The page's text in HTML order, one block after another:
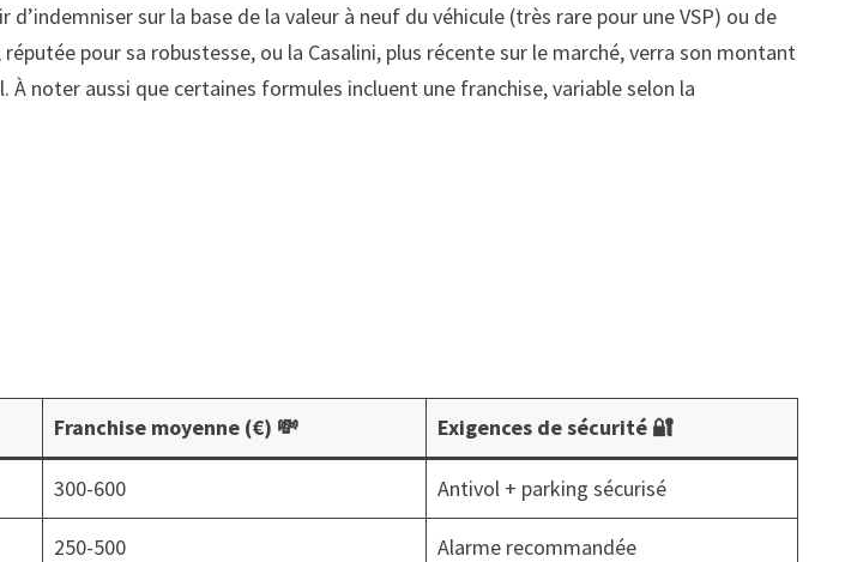
sur la base de la valeur à neuf du véhicule (très rare pour une VSP) ou de
pour sa robustesse, ou la Casalini, plus récente sur le marché, verra son montant
noter aussi que certaines formules incluent une franchise, variable selon la
Franchise moyenne (€) 💸 Exigences de sécurité 🔐
300-600 Antivol + parking sécurisé
250-500 Alarme recommandée